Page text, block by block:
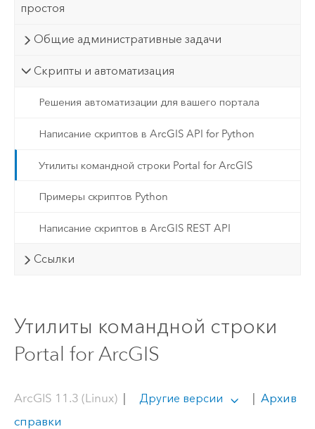
простоя
Общие административные задачи
Скрипты и автоматизация
Решения автоматизации для вашего портала
Написание скриптов в ArcGIS API for Python
Утилиты командной строки Portal for ArcGIS
Примеры скриптов Python
Написание скриптов в ArcGIS REST API
Ссылки
Утилиты командной строки
Portal for ArcGIS
ArcGIS 11.3 (Linux)| Другие версии
Архив
справки